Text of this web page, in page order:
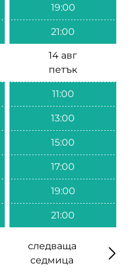
19:00
21:00
14 авг
петък
11:00
13:00
15:00
17:00
19:00
21:00
следваща
седмица